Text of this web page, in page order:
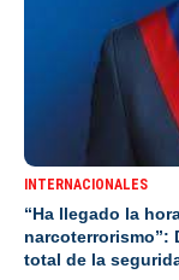
INTERNACIONALES
“Ha llegado la
narcoterrorismo”:
total de la